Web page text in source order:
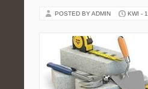
POSTED BY ADMIN KWI -